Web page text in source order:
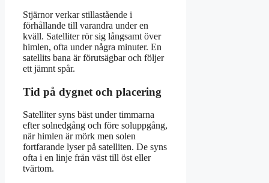
Stjärnor verkar stillastående i
förhållande till varandra under en
kväll. Satelliter rör sig långsamt över
himlen, ofta under några minuter. En
satellits bana är förutsägbar och följer
ett jämnt spår.
Tid på dygnet och placering
Satelliter syns bäst under timmarna
efter solnedgång och före soluppgång,
när himlen är mörk men solen
fortfarande lyser på satelliten. De syns
ofta i en linje från väst till öst eller
tvärtom.